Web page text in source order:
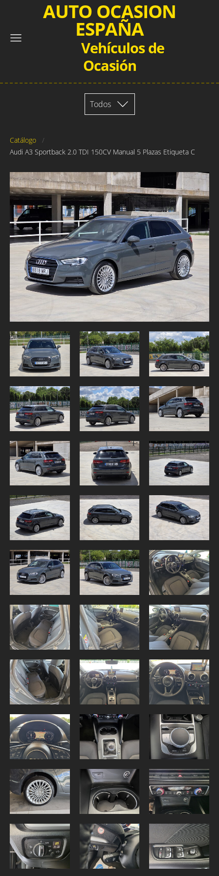
AUTO OCASION
ESPAÑA
Vehículos de
Ocasión
Todos
Catálogo
Audi A3 Sportback 2.0 TDI 150CV Manual 5 Plazas Etiqueta C